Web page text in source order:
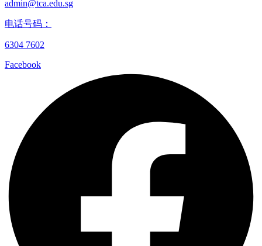
admin@tca.edu.sg
电话号码：
6304 7602
Facebook